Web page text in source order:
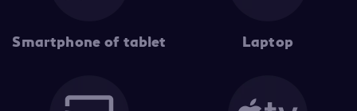
Smartphone of tablet Laptop